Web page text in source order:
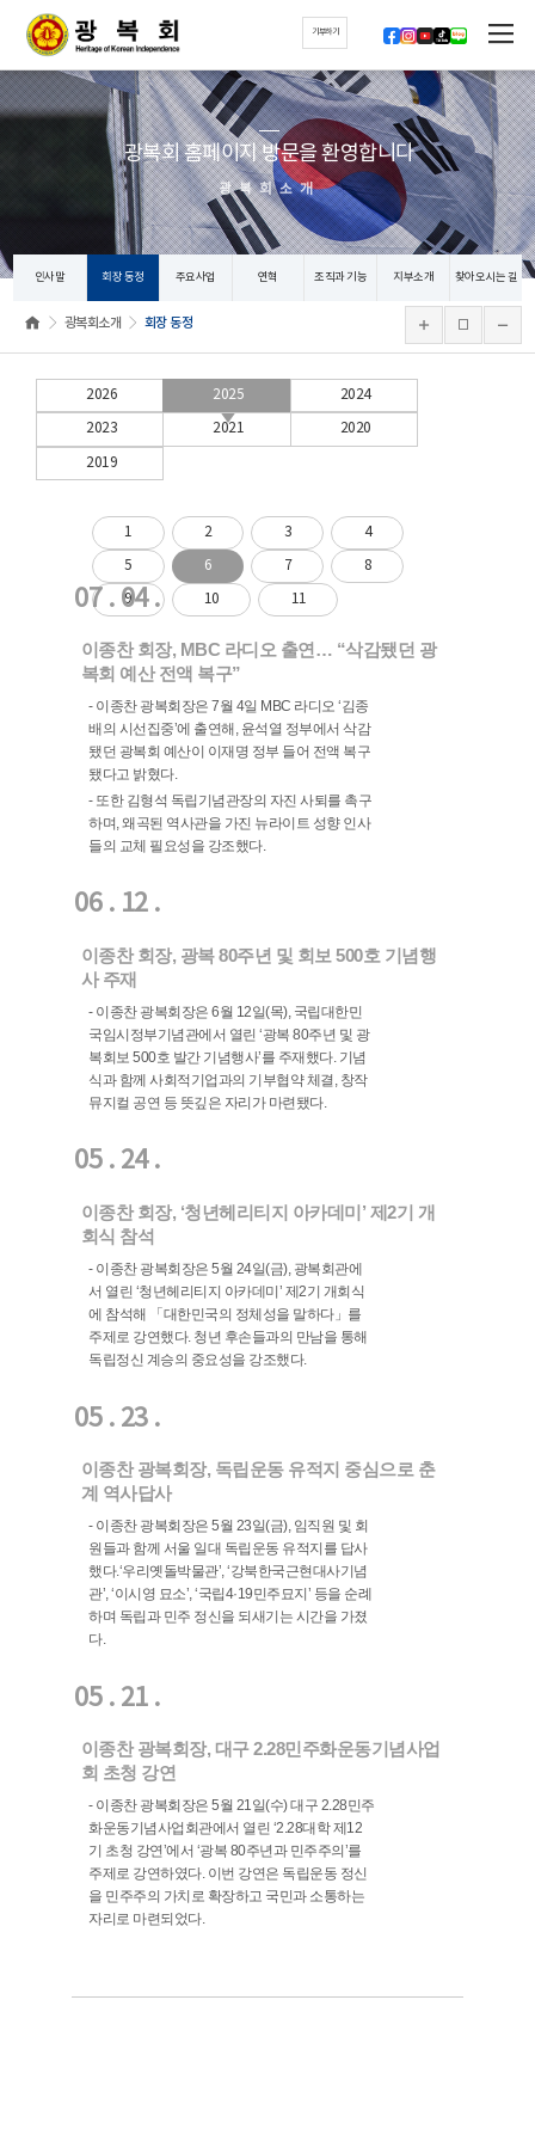
기부하기
광복회 홈페이지 방문을 환영합니다
광복회소개
인사말 회장 동정 주요사업 연혁 조직과 기능 지부소개 찾아오시는 길
광복회소개 회장 동정
2026 2025 2024
2023 2021 2020
2019
1 2 3 4
5 6 7 8
9 10 11
07 . 04 .
이종찬 회장, MBC 라디오 출연… “삭감됐던 광
복회 예산 전액 복구”
- 이종찬 광복회장은 7월 4일 MBC 라디오 ‘김종
배의 시선집중’에 출연해, 윤석열 정부에서 삭감
됐던 광복회 예산이 이재명 정부 들어 전액 복구
됐다고 밝혔다.
- 또한 김형석 독립기념관장의 자진 사퇴를 촉구
하며, 왜곡된 역사관을 가진 뉴라이트 성향 인사
들의 교체 필요성을 강조했다.
06 . 12 .
이종찬 회장, 광복 80주년 및 회보 500호 기념행
사 주재
- 이종찬 광복회장은 6월 12일(목), 국립대한민
국임시정부기념관에서 열린 ‘광복 80주년 및 광
복회보 500호 발간 기념행사’를 주재했다. 기념
식과 함께 사회적기업과의 기부협약 체결, 창작
뮤지컬 공연 등 뜻깊은 자리가 마련됐다.
05 . 24 .
이종찬 회장, ‘청년헤리티지 아카데미’ 제2기 개
회식 참석
- 이종찬 광복회장은 5월 24일(금), 광복회관에
서 열린 ‘청년헤리티지 아카데미’ 제2기 개회식
에 참석해 「대한민국의 정체성을 말하다」를
주제로 강연했다. 청년 후손들과의 만남을 통해
독립정신 계승의 중요성을 강조했다.
05 . 23 .
이종찬 광복회장, 독립운동 유적지 중심으로 춘
계 역사답사
- 이종찬 광복회장은 5월 23일(금), 임직원 및 회
원들과 함께 서울 일대 독립운동 유적지를 답사
했다.‘우리옛돌박물관’, ‘강북한국근현대사기념
관’, ‘이시영 묘소’, ‘국립4·19민주묘지’ 등을 순례
하며 독립과 민주 정신을 되새기는 시간을 가졌
다.
05 . 21 .
이종찬 광복회장, 대구 2.28민주화운동기념사업
회 초청 강연
- 이종찬 광복회장은 5월 21일(수) 대구 2.28민주
화운동기념사업회관에서 열린 ‘2.28대학 제12
기 초청 강연’에서 ‘광복 80주년과 민주주의’를
주제로 강연하였다. 이번 강연은 독립운동 정신
을 민주주의 가치로 확장하고 국민과 소통하는
자리로 마련되었다.